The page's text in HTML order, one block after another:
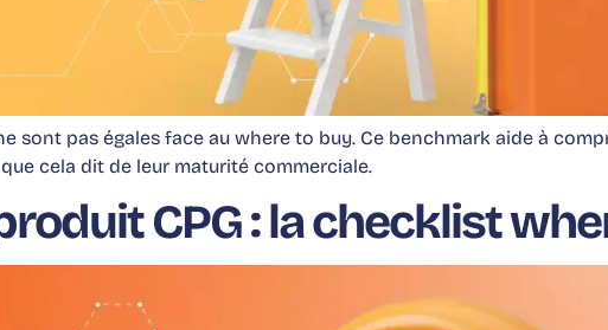
sont pas égales face au where to buy. Ce benchmark aide à
cela dit de leur maturité commerciale.
CPG : la checklist